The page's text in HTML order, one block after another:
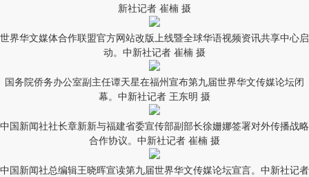
新社记者 崔楠 摄
世界华文媒体合作联盟官方网站改版上线暨全球华语视频资讯共享中心启
动。中新社记者 崔楠 摄
国务院侨务办公室副主任谭天星在福州宣布第九届世界华文传媒论坛闭
幕。中新社记者 王东明 摄
中国新闻社社长章新新与福建省委宣传部副部长徐姗娜签署对外传播战略
合作协议。中新社记者 崔楠 摄
中国新闻社总编辑王晓晖宣读第九届世界华文传媒论坛宣言。中新社记者